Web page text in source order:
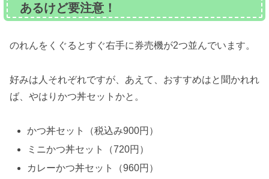
あるけど要注意！
のれんをくぐるとすぐ右手に券売機が2つ並んでいます。
好みは人それぞれですが、あえて、おすすめはと聞かれれ
ば、やはりかつ丼セットかと。
かつ丼セット（税込み900円）
ミニかつ丼セット（720円）
カレーかつ丼セット（960円）